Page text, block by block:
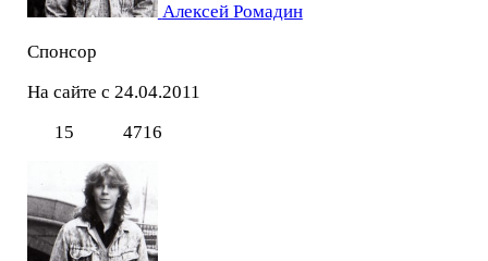
Алексей Ромадин
Спонсор
На сайте с 24.04.2011
15
4716